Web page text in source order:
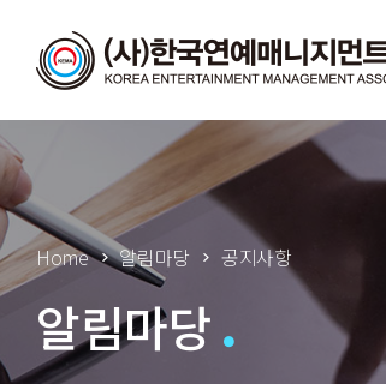
Home 알림마당 공지사항
알림마당